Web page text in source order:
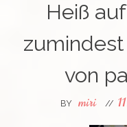
Heiß
von
BY miri //